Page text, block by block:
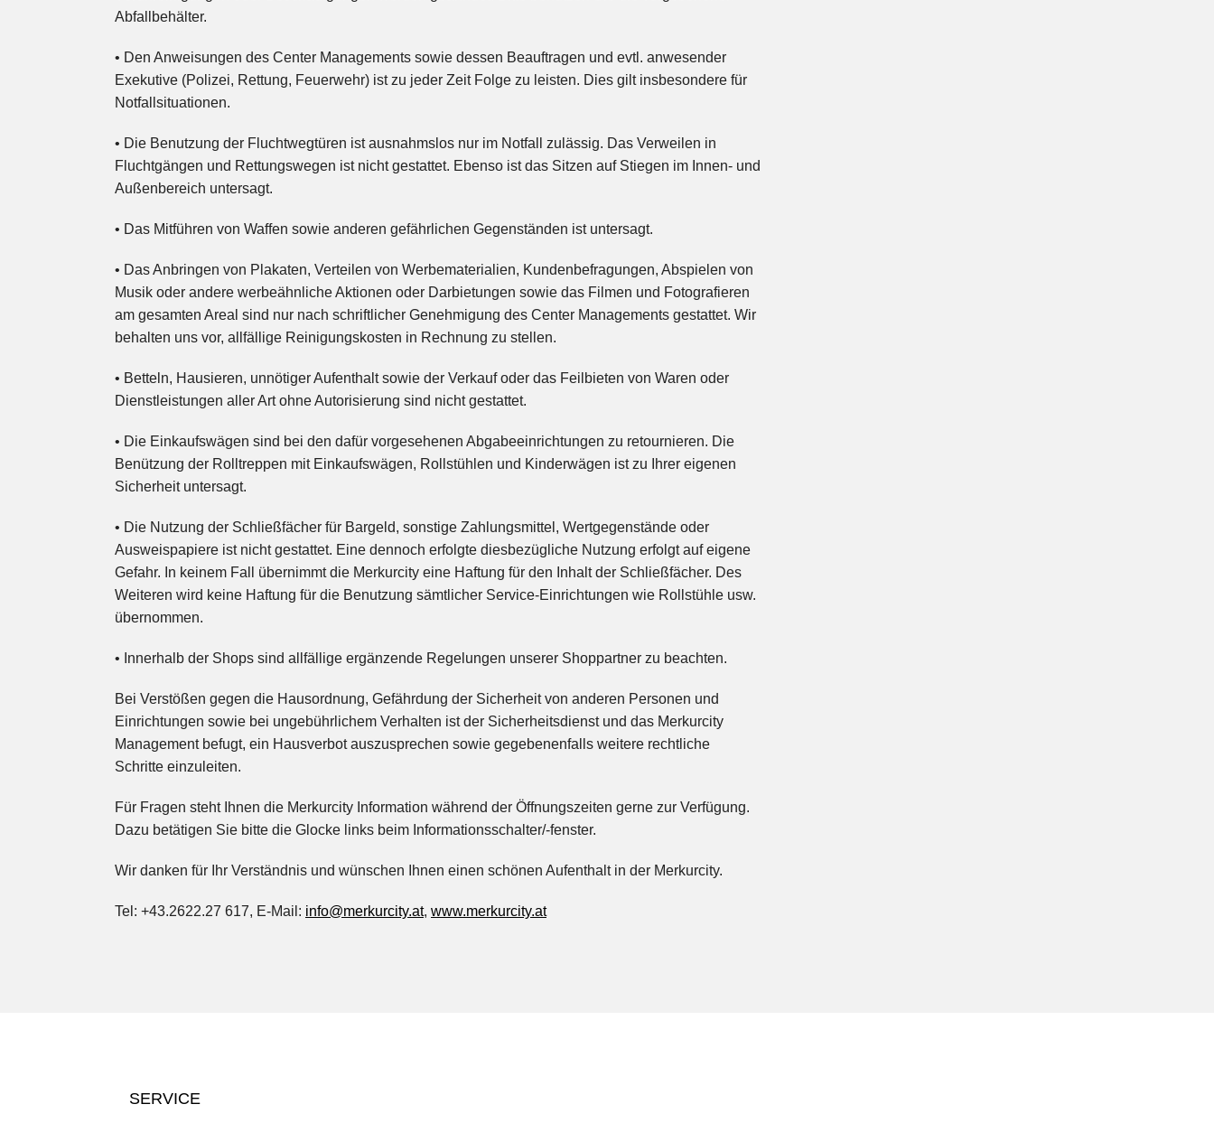
Abfallbehälter.
• Den Anweisungen des Center Managements sowie dessen Beauftragen und evtl. anwesender
Exekutive (Polizei, Rettung, Feuerwehr) ist zu jeder Zeit Folge zu leisten. Dies gilt insbesondere für
Notfallsituationen.
• Die Benutzung der Fluchtwegtüren ist ausnahmslos nur im Notfall zulässig. Das Verweilen in
Fluchtgängen und Rettungswegen ist nicht gestattet. Ebenso ist das Sitzen auf Stiegen im Innen- und
Außenbereich untersagt.
• Das Mitführen von Waffen sowie anderen gefährlichen Gegenständen ist untersagt.
• Das Anbringen von Plakaten, Verteilen von Werbematerialien, Kundenbefragungen, Abspielen von
Musik oder andere werbeähnliche Aktionen oder Darbietungen sowie das Filmen und Fotografieren
am gesamten Areal sind nur nach schriftlicher Genehmigung des Center Managements gestattet. Wir
behalten uns vor, allfällige Reinigungskosten in Rechnung zu stellen.
• Betteln, Hausieren, unnötiger Aufenthalt sowie der Verkauf oder das Feilbieten von Waren oder
Dienstleistungen aller Art ohne Autorisierung sind nicht gestattet.
• Die Einkaufswägen sind bei den dafür vorgesehenen Abgabeeinrichtungen zu retournieren. Die
Benützung der Rolltreppen mit Einkaufswägen, Rollstühlen und Kinderwägen ist zu Ihrer eigenen
Sicherheit untersagt.
• Die Nutzung der Schließfächer für Bargeld, sonstige Zahlungsmittel, Wertgegenstände oder
Ausweispapiere ist nicht gestattet. Eine dennoch erfolgte diesbezügliche Nutzung erfolgt auf eigene
Gefahr. In keinem Fall übernimmt die Merkurcity eine Haftung für den Inhalt der Schließfächer. Des
Weiteren wird keine Haftung für die Benutzung sämtlicher Service-Einrichtungen wie Rollstühle usw.
übernommen.
• Innerhalb der Shops sind allfällige ergänzende Regelungen unserer Shoppartner zu beachten.
Bei Verstößen gegen die Hausordnung, Gefährdung der Sicherheit von anderen Personen und
Einrichtungen sowie bei ungebührlichem Verhalten ist der Sicherheitsdienst und das Merkurcity
Management befugt, ein Hausverbot auszusprechen sowie gegebenenfalls weitere rechtliche
Schritte einzuleiten.
Für Fragen steht Ihnen die Merkurcity Information während der Öffnungszeiten gerne zur Verfügung.
Dazu betätigen Sie bitte die Glocke links beim Informationsschalter/-fenster.
Wir danken für Ihr Verständnis und wünschen Ihnen einen schönen Aufenthalt in der Merkurcity.
Tel: +43.2622.27 617, E-Mail: info@merkurcity.at, www.merkurcity.at
SERVICE